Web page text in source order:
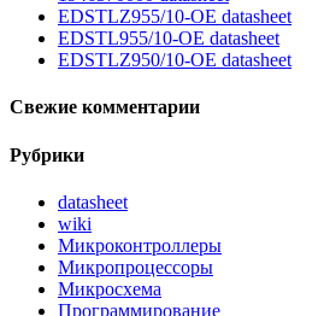
EDSTLZ955/10-OE datasheet
EDSTL955/10-OE datasheet
EDSTLZ950/10-OE datasheet
Свежие комментарии
Рубрики
datasheet
wiki
Микроконтроллеры
Микропроцессоры
Микросхема
Программирование